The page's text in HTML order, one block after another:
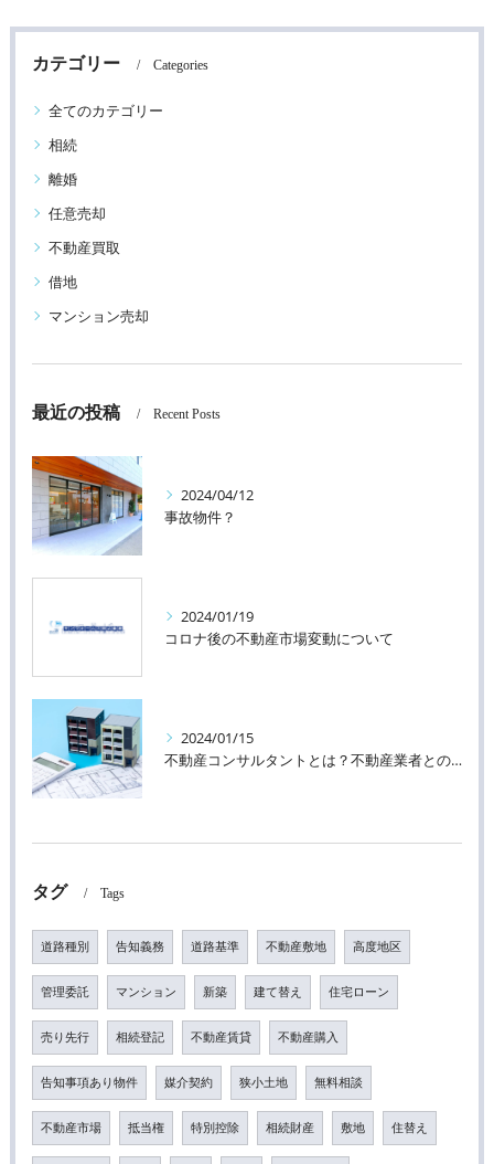
カテゴリー Categories
全てのカテゴリー
相続
離婚
任意売却
不動産買取
借地
マンション売却
最近の投稿 Recent Posts
2024/04/12
事故物件？
2024/01/19
コロナ後の不動産市場変動について
2024/01/15
不動産コンサルタントとは？不動産業者との違い
タグ Tags
道路種別 告知義務 道路基準 不動産敷地 高度地区
管理委託 マンション 新築 建て替え 住宅ローン
売り先行 相続登記 不動産賃貸 不動産購入
告知事項あり物件 媒介契約 狭小土地 無料相談
不動産市場 抵当権 特別控除 相続財産 敷地 住替え